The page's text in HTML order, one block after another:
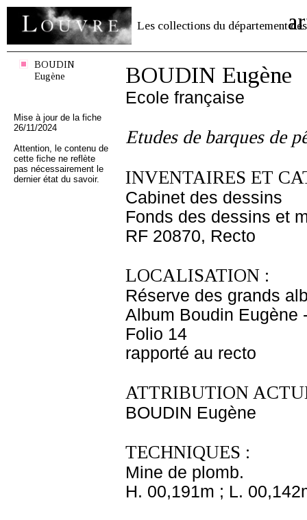
Les collections du département des
BOUDIN
Eugène
Mise à jour de la fiche
26/11/2024
Attention, le contenu de
cette fiche ne reflète
pas nécessairement le
dernier état du savoir.
BOUDIN Eugène
Ecole française
Etudes de barques de
INVENTAIRES ET
Cabinet des dessins
Fonds des dessins et
RF 20870, Recto
LOCALISATION :
Réserve des grands
Album Boudin Eugène
Folio 14
rapporté au recto
ATTRIBUTION
BOUDIN Eugène
TECHNIQUES :
Mine de plomb.
H. 00,191m ; L.